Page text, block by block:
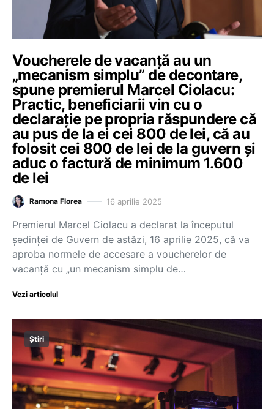
Voucherele de vacanță au un
„mecanism simplu” de decontare,
spune premierul Marcel Ciolacu:
Practic, beneficiarii vin cu o
declarație pe propria răspundere că
au pus de la ei cei 800 de lei, că au
folosit cei 800 de lei de la guvern și
aduc o factură de minimum 1.600
de lei
Ramona Florea 16 aprilie 2025
Premierul Marcel Ciolacu a declarat la începutul
ședinței de Guvern de astăzi, 16 aprilie 2025, că va
aproba normele de accesare a voucherelor de
vacanță cu „un mecanism simplu de…
Vezi articolul
Știri